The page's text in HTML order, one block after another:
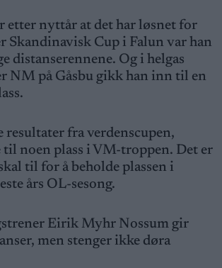
etter nyttår at det har løsnet for
Skandinavisk Cup i Falun var han
distanserennene. Og i helgas
NM på Gåsbu gikk han inn til en
resultater fra verdenscupen,
noen plass i VM-troppen. Det er
til for å beholde plassen i
års OL-sesong.
Eirik Myhr Nossum gir
men stenger ikke døra